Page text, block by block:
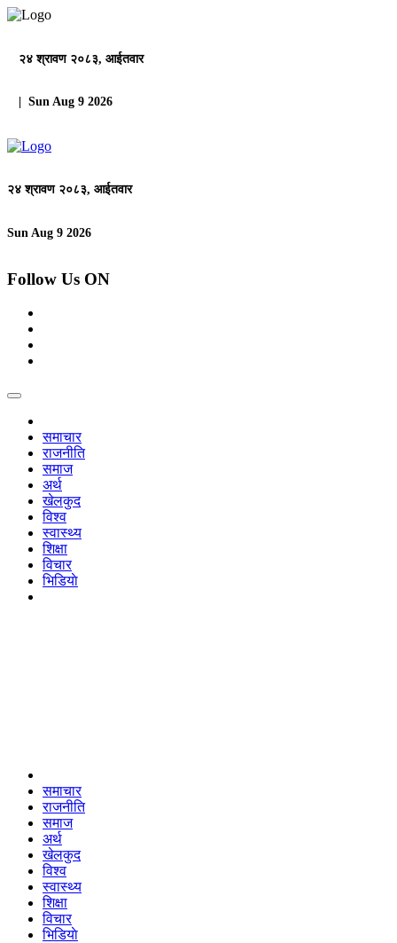
२४ श्रावण २०८३, आईतवार
| Sun Aug 9 2026
२४ श्रावण २०८३, आईतवार
Sun Aug 9 2026
Follow Us ON
समाचार
राजनीति
समाज
अर्थ
खेलकुद
विश्व
स्वास्थ्य
शिक्षा
विचार
भिडियाे
समाचार
राजनीति
समाज
अर्थ
खेलकुद
विश्व
स्वास्थ्य
शिक्षा
विचार
भिडियाे